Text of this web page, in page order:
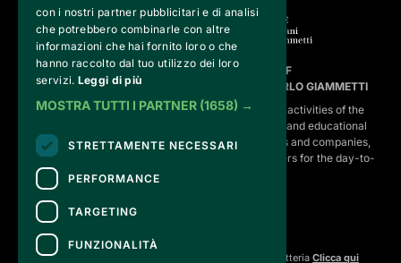
FVG SERVICES SRL ON BEHALF OF
FONDAZIONE VALENTINO GARAVANI E GIANCARLO GIAMMETTI
is the operational entity that implements the core activities of the
Fondazione, developing strategies for the cultural and educational
program, establishing partnerships with institutions and companies,
and hiring the relevant staff, consultants and suppliers for the day-to-
day running of the activities.
Per informazioni e supporto all'acquisto della biglietteria Clicca qui
con i nostri partner pubblicitari e di analisi
che potrebbero combinarle con altre
informazioni che hai fornito loro o che
hanno raccolto dal tuo utilizzo dei loro
servizi. Leggi di più
MOSTRA TUTTI I PARTNER (1658) →
STRETTAMENTE NECESSARI
PERFORMANCE
TARGETING
FUNZIONALITÀ